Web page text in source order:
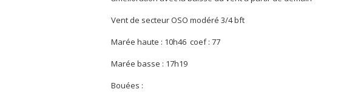
Vent de secteur OSO modéré 3/4 bft
Marée haute : 10h46 coef : 77
Marée basse : 17h19
Bouées :